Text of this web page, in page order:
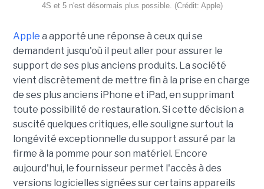
4S et 5 n'est désormais plus possible. (Crédit: Apple)
Apple a apporté une réponse à ceux qui se
demandent jusqu'où il peut aller pour assurer le
support de ses plus anciens produits. La société
vient discrètement de mettre fin à la prise en charge
de ses plus anciens iPhone et iPad, en supprimant
toute possibilité de restauration. Si cette décision a
suscité quelques critiques, elle souligne surtout la
longévité exceptionnelle du support assuré par la
firme à la pomme pour son matériel. Encore
aujourd'hui, le fournisseur permet l'accès à des
versions logicielles signées sur certains appareils